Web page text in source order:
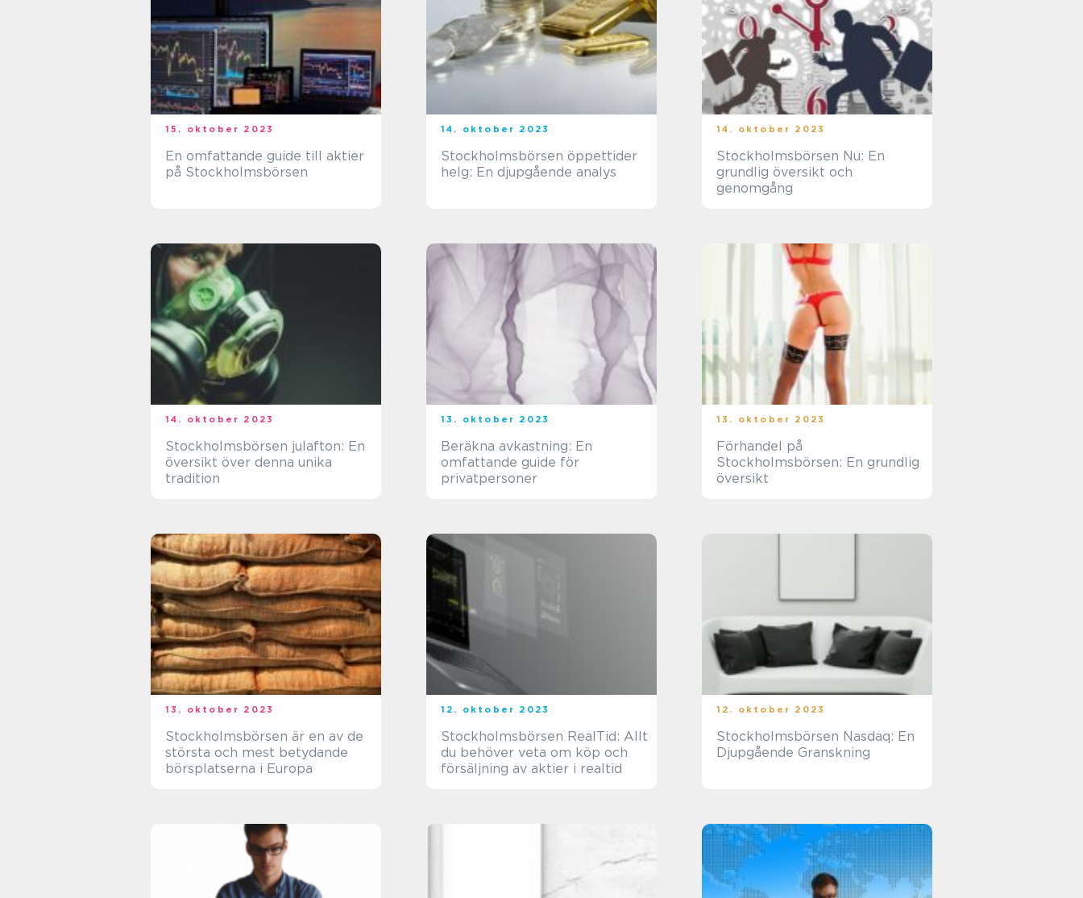
15. oktober 2023
En omfattande guide till aktier
på Stockholmsbörsen
14. oktober 2023
Stockholmsbörsen öppettider
helg: En djupgående analys
14. oktober 2023
Stockholmsbörsen Nu: En
grundlig översikt och
genomgång
14. oktober 2023
Stockholmsbörsen julafton: En
översikt över denna unika
tradition
13. oktober 2023
Beräkna avkastning: En
omfattande guide för
privatpersoner
13. oktober 2023
Förhandel på
Stockholmsbörsen: En grundlig
översikt
13. oktober 2023
Stockholmsbörsen är en av de
största och mest betydande
börsplatserna i Europa
12. oktober 2023
Stockholmsbörsen RealTid: Allt
du behöver veta om köp och
försäljning av aktier i realtid
12. oktober 2023
Stockholmsbörsen Nasdaq: En
Djupgående Granskning